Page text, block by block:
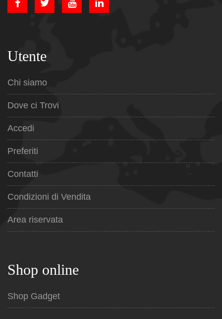
Utente
Chi siamo
Dove ci Trovi
Accedi
Preferiti
Contatti
Condizioni di Vendita
Area riservata
Shop online
Shop Gadget